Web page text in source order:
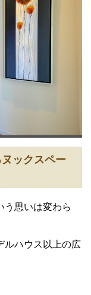
ックスペー
う思いは変わら
ルハウス以上の広